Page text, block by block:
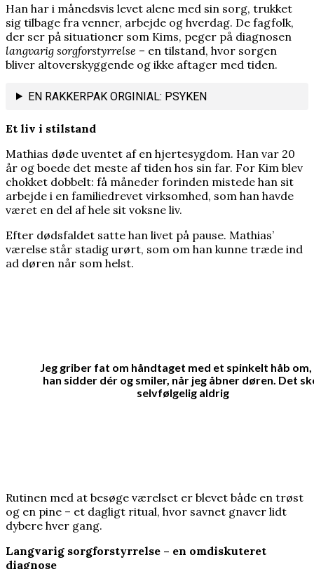
Han har i månedsvis levet alene med sin sorg, trukket
sig tilbage fra venner, arbejde og hverdag. De fagfolk,
der ser på situationer som Kims, peger på diagnosen
langvarig sorgforstyrrelse – en tilstand, hvor sorgen
bliver altoverskyggende og ikke aftager med tiden.
EN RAKKERPAK ORGINIAL: PSYKEN
Et liv i stilstand
Mathias døde uventet af en hjertesygdom. Han var 20
år og boede det meste af tiden hos sin far. For Kim blev
chokket dobbelt: få måneder forinden mistede han sit
arbejde i en familiedrevet virksomhed, som han havde
været en del af hele sit voksne liv.
Efter dødsfaldet satte han livet på pause. Mathias’
værelse står stadig urørt, som om han kunne træde ind
ad døren når som helst.
Jeg griber fat om håndtaget med et spinkelt håb
han sidder dér og smiler, når jeg åbner døren. Det
selvfølgelig aldrig
Rutinen med at besøge værelset er blevet både en trøst
og en pine – et dagligt ritual, hvor savnet gnaver lidt
dybere hver gang.
Langvarig sorgforstyrrelse – en omdiskuteret
diagnose